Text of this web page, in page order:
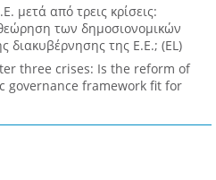
μετά από τρεις κρίσεις:
των δημοσιονομικών
διακυβέρνησης της Ε.Ε.; (EL)
three crises: Is the reform of
governance framework fit for